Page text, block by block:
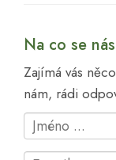
Na co se
Zajímá vás
nám, rádi